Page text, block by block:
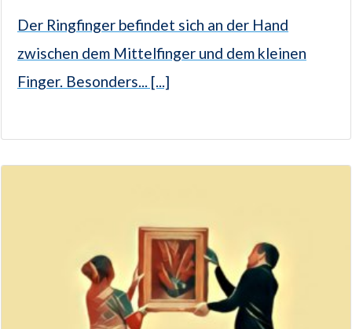
Der Ringfinger befindet sich an der Hand
zwischen dem Mittelfinger und dem kleinen
Finger. Besonders... [...]